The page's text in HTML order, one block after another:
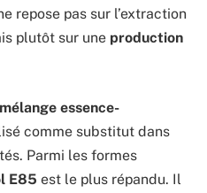
repose pas sur l’extraction
plutôt sur une production
mélange essence-
comme substitut dans
Parmi les formes
E85 est le plus répandu. Il